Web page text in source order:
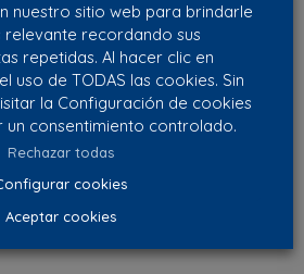
con exigencia y rigor, invirtiendo
nuestra capacidad
para ofrecer excelencia en
de Portugal y del resto del
Portugal
nuestro sitio web para brindarle
relevante recordando sus
repetidas. Al hacer clic en
uso de TODAS las cookies. Sin
la Configuración de cookies
consentimiento controlado.
Rechazar todas
cookies
Aceptar cookies